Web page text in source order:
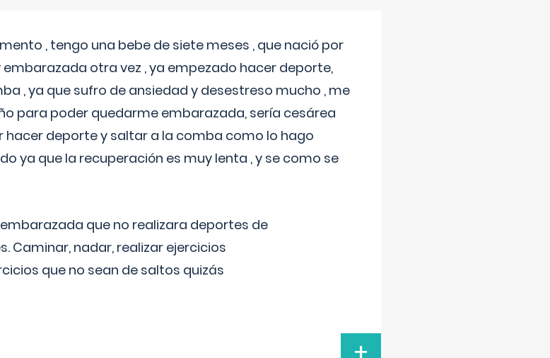
, tengo una bebe de siete meses , que nació por
otra vez , ya empezado hacer deporte,
, ya que sufro de ansiedad y desestreso mucho , me
para poder quedarme embarazada, sería cesárea
hacer deporte y saltar a la comba como lo hago
ya que la recuperación es muy lenta , y se como se
que no realizara deportes de
Caminar, nadar, realizar ejercicios
que no sean de saltos quizás